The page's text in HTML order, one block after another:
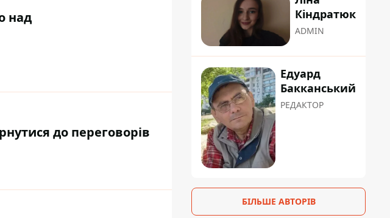
над
до переговорів
Кіндратюк
ADMIN
Едуард
Бакканський
РЕДАКТОР
БІЛЬШЕ АВТОРІВ